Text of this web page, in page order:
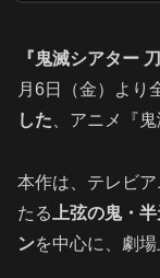
『鬼滅シアター
月6日（金）より
した 、アニメ『
本作は、テレビ
たる
上弦の鬼・
ンを中心に、劇